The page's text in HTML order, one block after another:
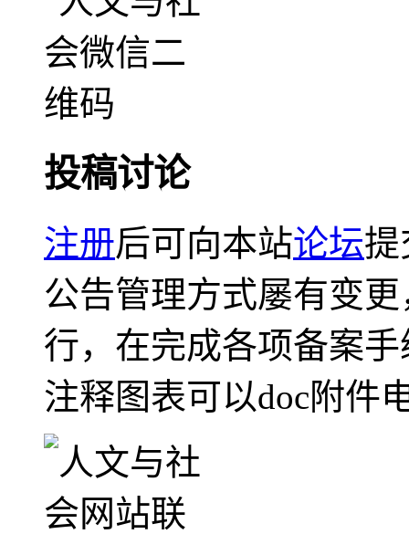
投稿讨论
注册后可向本站论坛提
公告管理方式屡有变
行，在完成各项备案
注释图表可以doc附件